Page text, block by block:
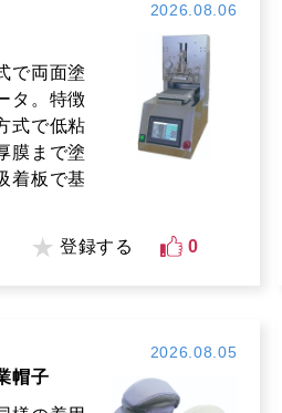
2026.08.06
で両面塗
タ。特徴
式で低粘
膜まで塗
着板で基
登録する 0
2026.08.05
帽子